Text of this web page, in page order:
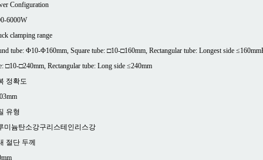
Configuration
6000W
clamping range
tube: Φ10-Φ160mm, Square tube: □10-□160mm, Rectangular tube: Longest side ≤160mm
□10-□240mm, Rectangular tube: Long side ≤240mm
정확도
유형
미늄탄소강구리 스테인리스강
절단 두께